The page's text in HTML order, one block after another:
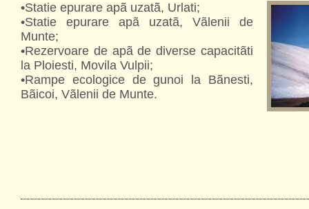
•Statie epurare apã uzatã, Urlati;
•Statie epurare apã uzatã, Vãlenii de
Munte;
•Rezervoare de apã de diverse capacitãti
la Ploiesti, Movila Vulpii;
•Rampe ecologice de gunoi la Bãnesti,
Bãicoi, Vãlenii de Munte.